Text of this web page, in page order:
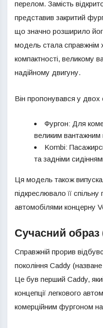
перелом. Замість
представив закритий
що значно розширило
модель стала справжнім
компактності, великому
надійному двигуну.
Він пропонувався у двох
Фургон: Для
великим вантажним
Kombi:
та задніми
Ця модель також
підкреслювало її
автомобілями концерну
Сучасний образ
Справжній прорив
покоління Caddy
Це був перший Caddy,
концепції легкового
комерційним фургоном